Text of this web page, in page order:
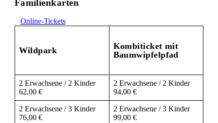
Familienkarten
Online-Tickets
Wildpark
Kombiticket mit
Baumwipfelpfad
2 Erwachsene / 2 Kinder
62,00 €
2 Erwachsene / 2 Kinder
94,00 €
2 Erwachsene / 3 Kinder
76,00 €
2 Erwachsene / 3 Kinder
99,00 €